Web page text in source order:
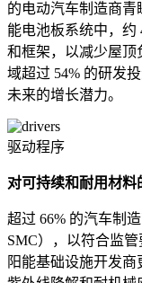
的电动汽车制造商青
能电池板系统中，约
和框架，以减少屋顶
域超过 54% 的研发
未来的增长潜力。
驱动程序
对可持续和耐用材料
超过 66% 的汽车制
SMC），以符合监
阳能基础设施开发